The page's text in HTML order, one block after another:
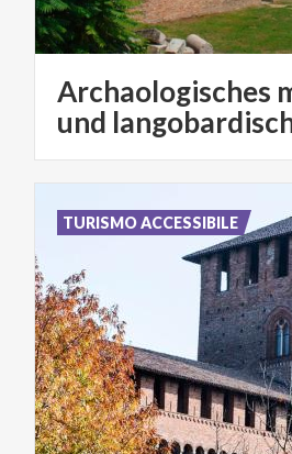
Archaologisches
und
TURISMO ACCESSIBILE